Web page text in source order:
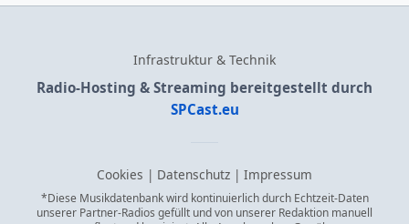
Infrastruktur & Technik
Radio-Hosting & Streaming bereitgestellt durch
SPCast.eu
Cookies | Datenschutz | Impressum
*Diese Musikdatenbank wird kontinuierlich durch Echtzeit-Daten
unserer Partner-Radios gefüllt und von unserer Redaktion manuell